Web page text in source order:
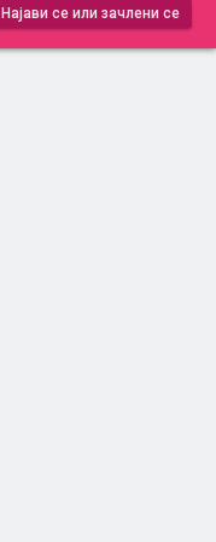
Најави се или зачлени се